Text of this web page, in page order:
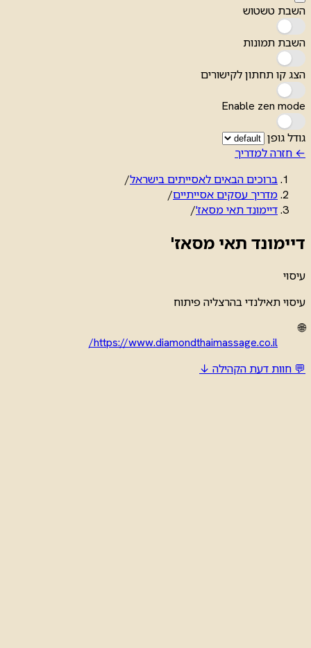
השבת טשטוש
השבת תמונות
הצג קו תחתון לקישורים
Enable zen mode
גודל גופן
← חזרה למדריך
ברוכים הבאים לאסייתים בישראל/
מדריך עסקים אסייתיים/
דיימונד תאי מסאז'/
דיימונד תאי מסאז'
עיסוי
עיסוי תאילנדי בהרצליה פיתוח
🌐
https://www.diamondthaimassage.co.il/
💬 חוות דעת הקהילה ↓